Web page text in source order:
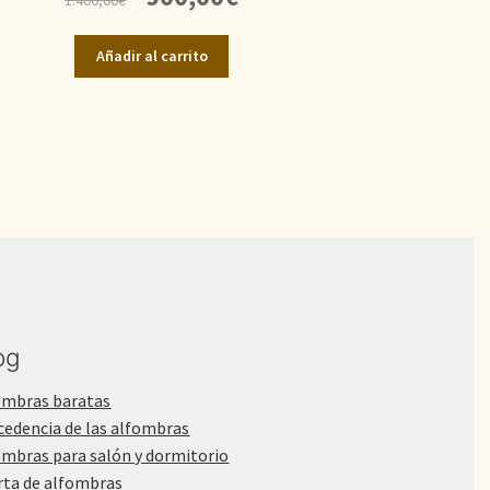
precio
original
era:
1.400,00€.
precio
Añadir al carrito
baratas
de las alfombras
para salón y dormitorio
de alfombras